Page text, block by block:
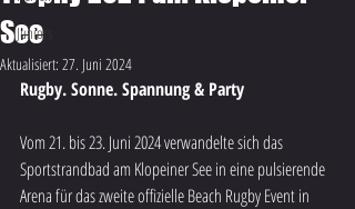
Juniors
See
Aktualisiert: 27. Juni 2024
Rugby. Sonne. Spannung & Party
Vom 21. bis 23. Juni 2024 verwandelte sich das
Sportstrandbad am Klopeiner See in eine pulsierende
Arena für das zweite offizielle Beach Rugby Event in